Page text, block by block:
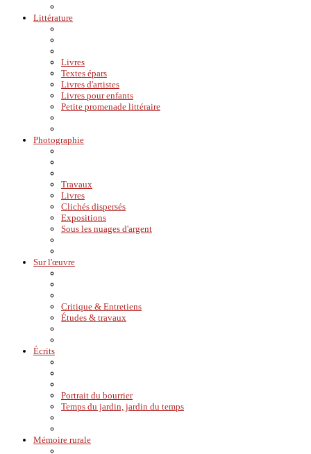
Littérature
Livres
Textes épars
Livres d'artistes
Livres pour enfants
Petite promenade littéraire
Photographie
Travaux
Livres
Clichés dispersés
Expositions
Sous les nuages d'argent
Sur l'œuvre
Critique & Entretiens
Études & travaux
Écrits
Portrait du bourrier
Temps du jardin, jardin du temps
Mémoire rurale